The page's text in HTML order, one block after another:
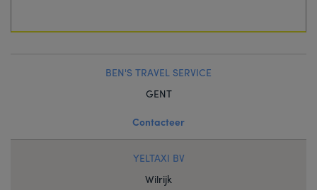
BEN'S TRAVEL SERVICE
GENT
Contacteer
YELTAXI BV
Wilrijk